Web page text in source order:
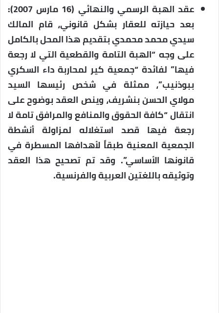
عقد الهبة الرسمي والنهائي (16 مارس 2007):
بعد حيازته للعقار بشكل قانوني، قام المالك
سيدي محمد محمدي بتقديم هذا المحل بالكامل
على وجه “الهبة التامة والقطعية التي لا رجعة
فيها” لفائدة “جمعية كير لمحاربة داء السكري
ببوذنيب”، ممثلة في شخص رئيسها السيد
مولاي الحسن بنشريف، وينص العقد بوضوح على
انتقال “كافة الحقوق والمنافع والمرافق تامة لا
رجعة فيها قصد استغلاله لمزاولة أنشطة
الجمعية المعنية طبقاً لأهدافها المسطرة في
قانونها الأساسي”. وقد تم تصحيح هذا العقد
وتوثيقه باللغتين العربية والفرنسية.